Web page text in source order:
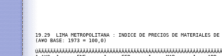
19.29  LIMA METROPOLITANA : INDICE DE PRECIOS DE MATERIALES
(A¥O BASE: 1973 = 100,0)